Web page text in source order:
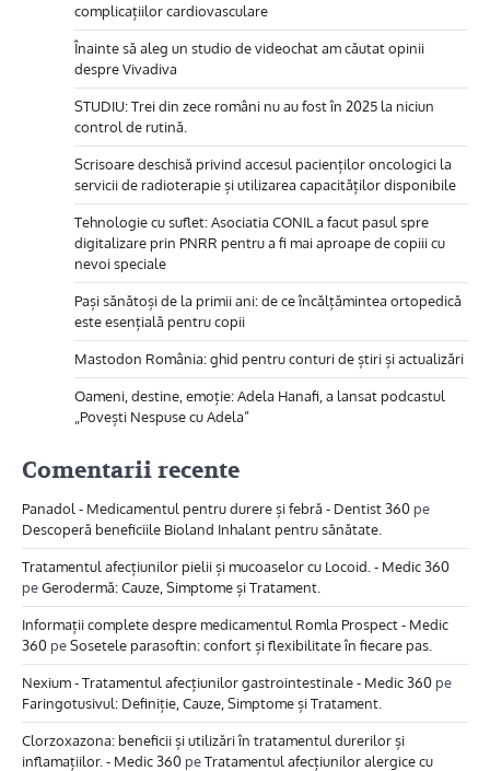
complicațiilor cardiovasculare
Înainte să aleg un studio de videochat am căutat opinii
despre Vivadiva
STUDIU: Trei din zece români nu au fost în 2025 la niciun
control de rutină.
Scrisoare deschisă privind accesul pacienților oncologici la
servicii de radioterapie și utilizarea capacităților disponibile
Tehnologie cu suflet: Asociatia CONIL a facut pasul spre
digitalizare prin PNRR pentru a fi mai aproape de copiii cu
nevoi speciale
Pași sănătoși de la primii ani: de ce încălțămintea ortopedică
este esențială pentru copii
Mastodon România: ghid pentru conturi de știri și actualizări
Oameni, destine, emoție: Adela Hanafi, a lansat podcastul
„Povești Nespuse cu Adela”
Comentarii recente
Panadol - Medicamentul pentru durere și febră - Dentist 360 pe
Descoperă beneficiile Bioland Inhalant pentru sănătate.
Tratamentul afecțiunilor pielii și mucoaselor cu Locoid. - Medic 360
peGerodermă: Cauze, Simptome și Tratament.
Informații complete despre medicamentul Romla Prospect - Medic
360 peSosetele parasoftin: confort și flexibilitate în fiecare pas.
Nexium - Tratamentul afecțiunilor gastrointestinale - Medic 360 pe
Faringotusivul: Definiție, Cauze, Simptome și Tratament.
Clorzoxazona: beneficii și utilizări în tratamentul durerilor și
inflamațiilor. - Medic 360 peTratamentul afecțiunilor alergice cu